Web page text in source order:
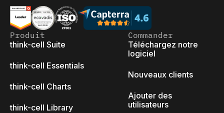
Produit
think-cell Suite
think-cell Essentials
think-cell Charts
think-cell Library
Commander
Téléchargez notre
logiciel
Nouveaux clients
Ajouter des
utilisateurs